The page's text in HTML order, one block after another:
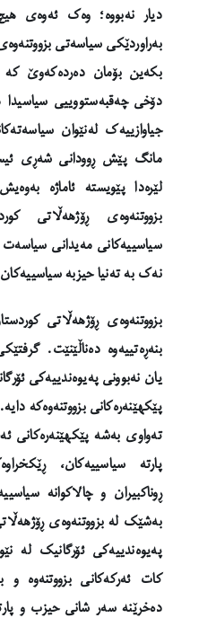
دیار نەبووە؛ وەک ئەوەی
بەراوردێکی سیاسەتی
بکەین بۆمان دەردەکەوێ کە
دۆخی چەقبەستووییی سیاسیدا
جیاوازییەک لەنێوان
مانگ پێش ڕوودانی شەڕی
لێرەدا پێویستە ئاماژە
بزووتنەوەی ڕۆژهەڵاتی
سیاسییەکانی مەیدانی سیاسەت
نەک بە تەنیا حیزبە
بزووتنەوەی ڕۆژهەڵاتی
بنەڕەتییەوە دەناڵێنێت.
یان نەبوونی پەیوەندییەکی
پێکهێنەرەکانی بزووتنەوەکە
تەواوی بەشە پێکهێنەرەکانی
پارتە سیاسییەکان،
ڕوناکبیران و چالاکوانە
بەشێک لە بزووتنەوەی
پەیوەندییەکی ئۆرگانیک لە
کات ئەرکەکانی بزووتنەوە و
دەخرێنە سەر شانی حیزب و